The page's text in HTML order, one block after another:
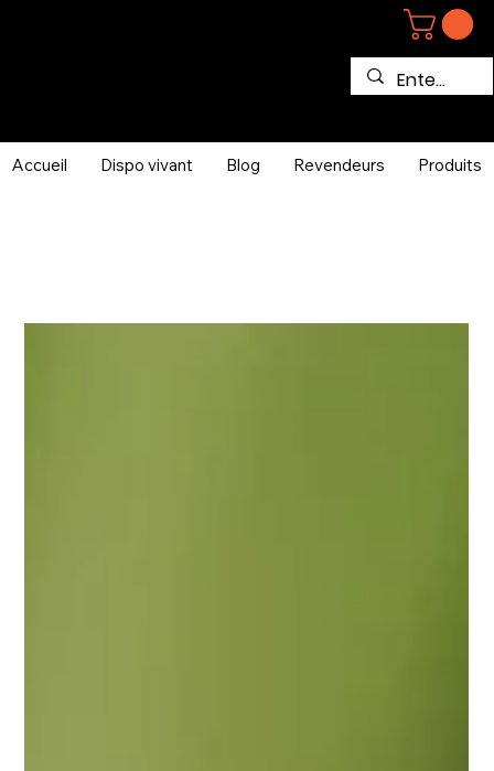
Accueil Dispo vivant Blog Revendeurs Produits